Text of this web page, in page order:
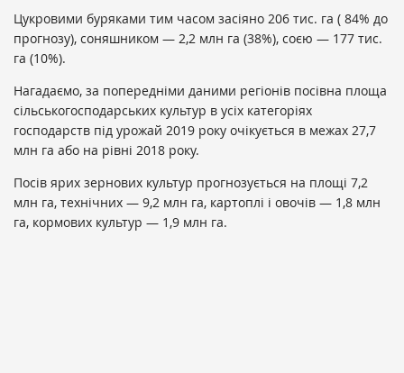
Цукровими буряками тим часом засіяно 206 тис. га ( 84% до
прогнозу), соняшником — 2,2 млн га (38%), соєю — 177 тис.
га (10%).
Нагадаємо, за попередніми даними регіонів посівна площа
сільськогосподарських культур в усіх категоріях
господарств під урожай 2019 року очікується в межах 27,7
млн га або на рівні 2018 року.
Посів ярих зернових культур прогнозується на площі 7,2
млн га, технічних — 9,2 млн га, картоплі і овочів — 1,8 млн
га, кормових культур — 1,9 млн га.